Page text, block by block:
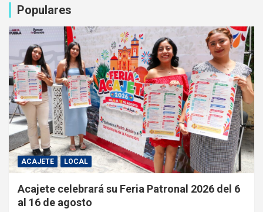
Populares
ACAJETE LOCAL
Acajete celebrará su Feria Patronal 2026 del 6
al 16 de agosto